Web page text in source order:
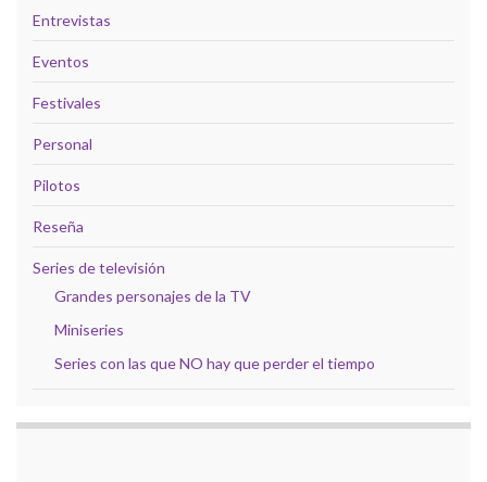
Entrevistas
Eventos
Festivales
Personal
Pilotos
Reseña
Series de televisión
Grandes personajes de la TV
Miniseries
Series con las que NO hay que perder el tiempo